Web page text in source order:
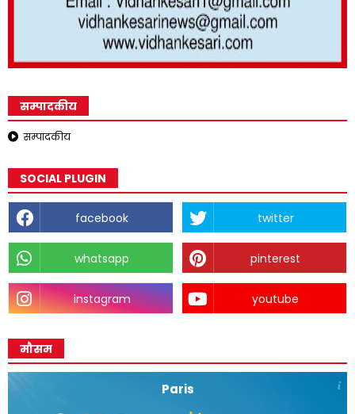
सम्पादकीय
सम्पादकीय
SOCIAL PLUGIN
facebook twitter
whatsapp pinterest
instagram youtube
मौसम
Paris